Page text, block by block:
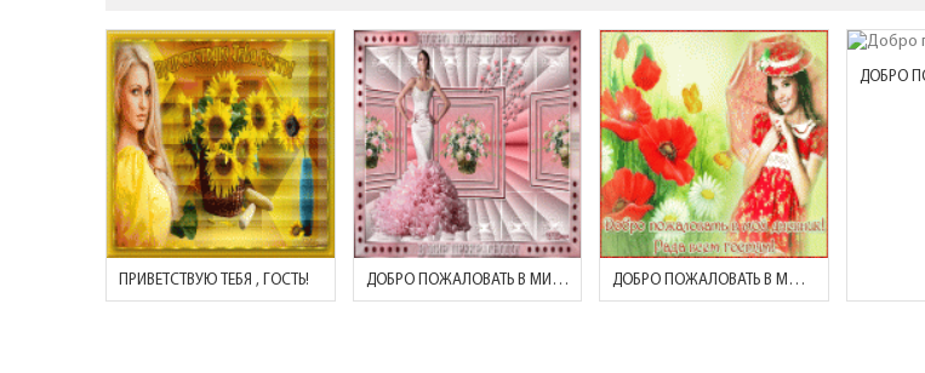
ПРИВЕТСТВУЮ ТЕБЯ , ГОСТЬ! ДОБРО ПОЖАЛОВАТЬ В МИР ПРЕКРАСНОГО! ДОБРО ПОЖАЛОВАТЬ В МОЙ ДНЕВНИК! РАДА ВСЕМ ГОСТЯМ!